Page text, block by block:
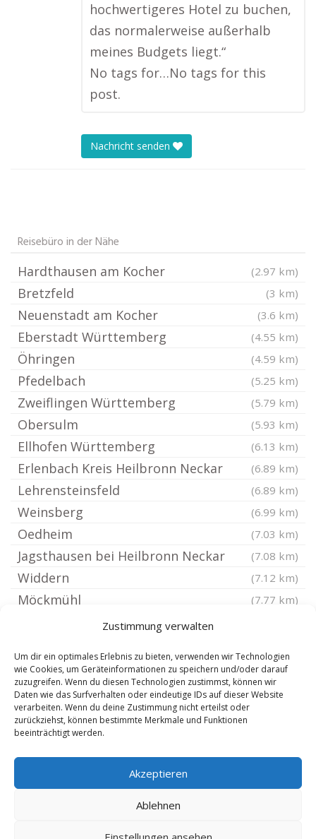
Zustimmung verwalten
Um dir ein optimales Erlebnis zu bieten, verwenden wir Technologien
wie Cookies, um Geräteinformationen zu speichern und/oder darauf
zuzugreifen. Wenn du diesen Technologien zustimmst, können wir
Daten wie das Surfverhalten oder eindeutige IDs auf dieser Website
verarbeiten. Wenn du deine Zustimmung nicht erteilst oder
zurückziehst, können bestimmte Merkmale und Funktionen
beeinträchtigt werden.
Akzeptieren
Ablehnen
hochwertigeres Hotel zu buchen,
das normalerweise außerhalb
meines Budgets liegt.“
No tags for…No tags for this
post.
Nachricht senden
Reisebüro in der Nähe
Hardthausen am Kocher (2.97 km)
Bretzfeld (3 km)
Neuenstadt am Kocher (3.6 km)
Eberstadt Württemberg (4.55 km)
Öhringen (4.59 km)
Pfedelbach (5.25 km)
Zweiflingen Württemberg (5.79 km)
Obersulm (5.93 km)
Ellhofen Württemberg (6.13 km)
Erlenbach Kreis Heilbronn Neckar (6.89 km)
Lehrensteinsfeld (6.89 km)
Weinsberg (6.99 km)
Oedheim (7.03 km)
Jagsthausen bei Heilbronn Neckar (7.08 km)
Widdern (7.12 km)
Möckmühl (7.77 km)
Neuenstein Württemberg
Löwenstein Württemberg (8.19 km)
Neckarsulm (8.24 km)
Heilbronn Biberach
Forchtenberg
Bad Friedrichshall
Heilbronn Klingenberg